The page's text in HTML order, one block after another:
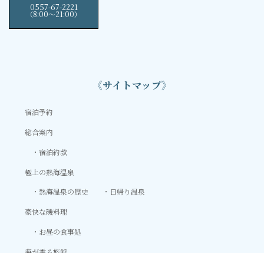
0557-67-2221
（8:00〜21:00）
《サイトマップ》
宿泊予約
総合案内
宿泊約款
極上の熱海温泉
熱海温泉の歴史
日帰り温泉
豪快な磯料理
お昼の食事処